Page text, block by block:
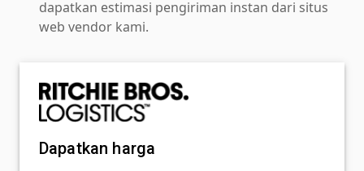
dapatkan estimasi pengiriman instan dari situs
web vendor kami.
Dapatkan harga